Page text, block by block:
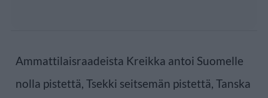
Ammattilaisraadeista Kreikka antoi Suomelle
nolla pistettä, Tsekki seitsemän pistettä, Tanska